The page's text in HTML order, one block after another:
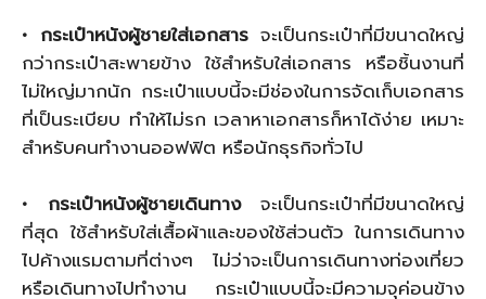
• กระเป๋าหนังผู้ชายใส่เอกสารจะเป็นกระเป๋าที่มีขนาดใหญ่
กว่ากระเป๋าสะพายข้าง ใช้สำหรับใส่เอกสาร หรือชิ้นงานที่
ไม่ใหญ่มากนัก กระเป๋าแบบนี้จะมีช่องในการจัดเก็บเอกสาร
ที่เป็นระเบียบ ทำให้ไม่รก เวลาหาเอกสารก็หาได้ง่าย เหมาะ
สำหรับคนทำงานออฟฟิต หรือนักธุรกิจทั่วไป
• กระเป๋าหนังผู้ชายเดินทางจะเป็นกระเป๋าที่มีขนาดใหญ่
ที่สุด ใช้สำหรับใส่เสื้อผ้าและของใช้ส่วนตัว ในการเดินทาง
ไปค้างแรมตามที่ต่างๆ ไม่ว่าจะเป็นการเดินทางท่องเที่ยว
หรือเดินทางไปทำงาน กระเป๋าแบบนี้จะมีความจุค่อนข้าง